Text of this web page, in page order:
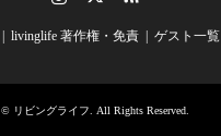
livinglife 著作権・免責 ゲスト一覧
© リビングライフ . All Rights Reserved.